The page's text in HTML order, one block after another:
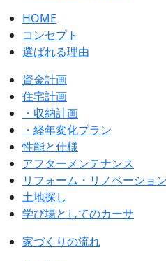
HOME
コンセプト
選ばれる理由
資金計画
住宅計画
・収納計画
・経年変化プラン
性能と仕様
アフターメンテナンス
リフォーム・リノベーション
土地探し
学び場としてのカーサ
家づくりの流れ